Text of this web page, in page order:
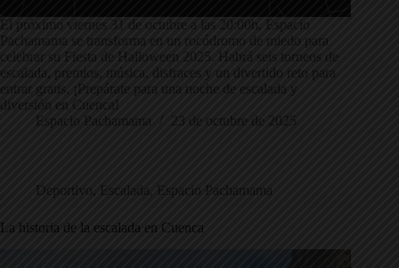
El próximo viernes 31 de octubre a las 20:00h, Espacio
Pachamama se transforma en un rocódromo de miedo para
celebrar su Fiesta de Halloween 2025. Habrá seis torneos de
escalada, premios, música, disfraces y un divertido reto para
entrar gratis. ¡Prepárate para una noche de escalada y
diversión en Cuenca!
Espacio Pachamama
23 de octubre de 2025
Deportivo , Escalada Espacio Pachamama
La historia de la escalada en Cuenca